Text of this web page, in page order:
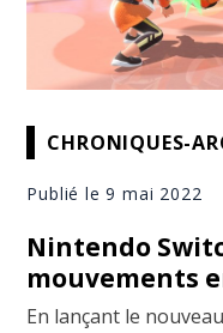
CHRONIQUES-
Publié le 9 mai 2022
Nintendo
mouvements
En lançant le